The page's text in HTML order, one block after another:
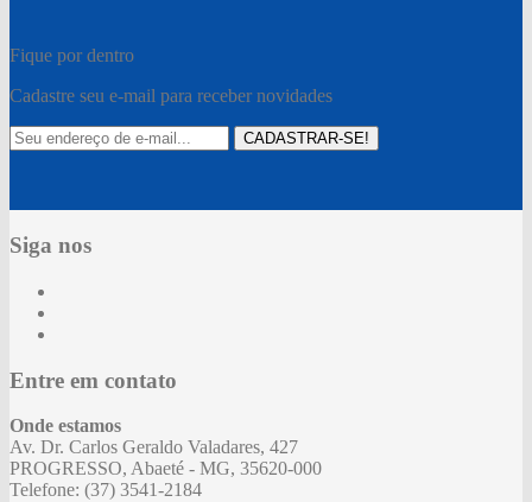
Fique por dentro
Cadastre seu e-mail para receber novidades
CADASTRAR-SE!
Siga nos
Entre em contato
Onde estamos
Av. Dr. Carlos Geraldo Valadares, 427
PROGRESSO, Abaeté - MG, 35620-000
Telefone: (37) 3541-2184